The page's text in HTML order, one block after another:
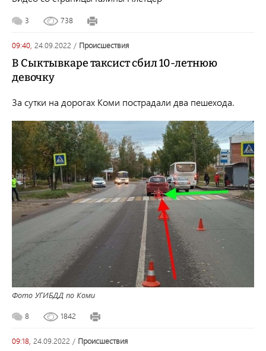
3 738
09:40, 24.09.2022 / происшествия
В Сыктывкаре таксист сбил 10-летнюю
девочку
За сутки на дорогах Коми пострадали два пешехода.
Фото УГИБДД по Коми
8 1842
09:18, 24.09.2022 / происшествия